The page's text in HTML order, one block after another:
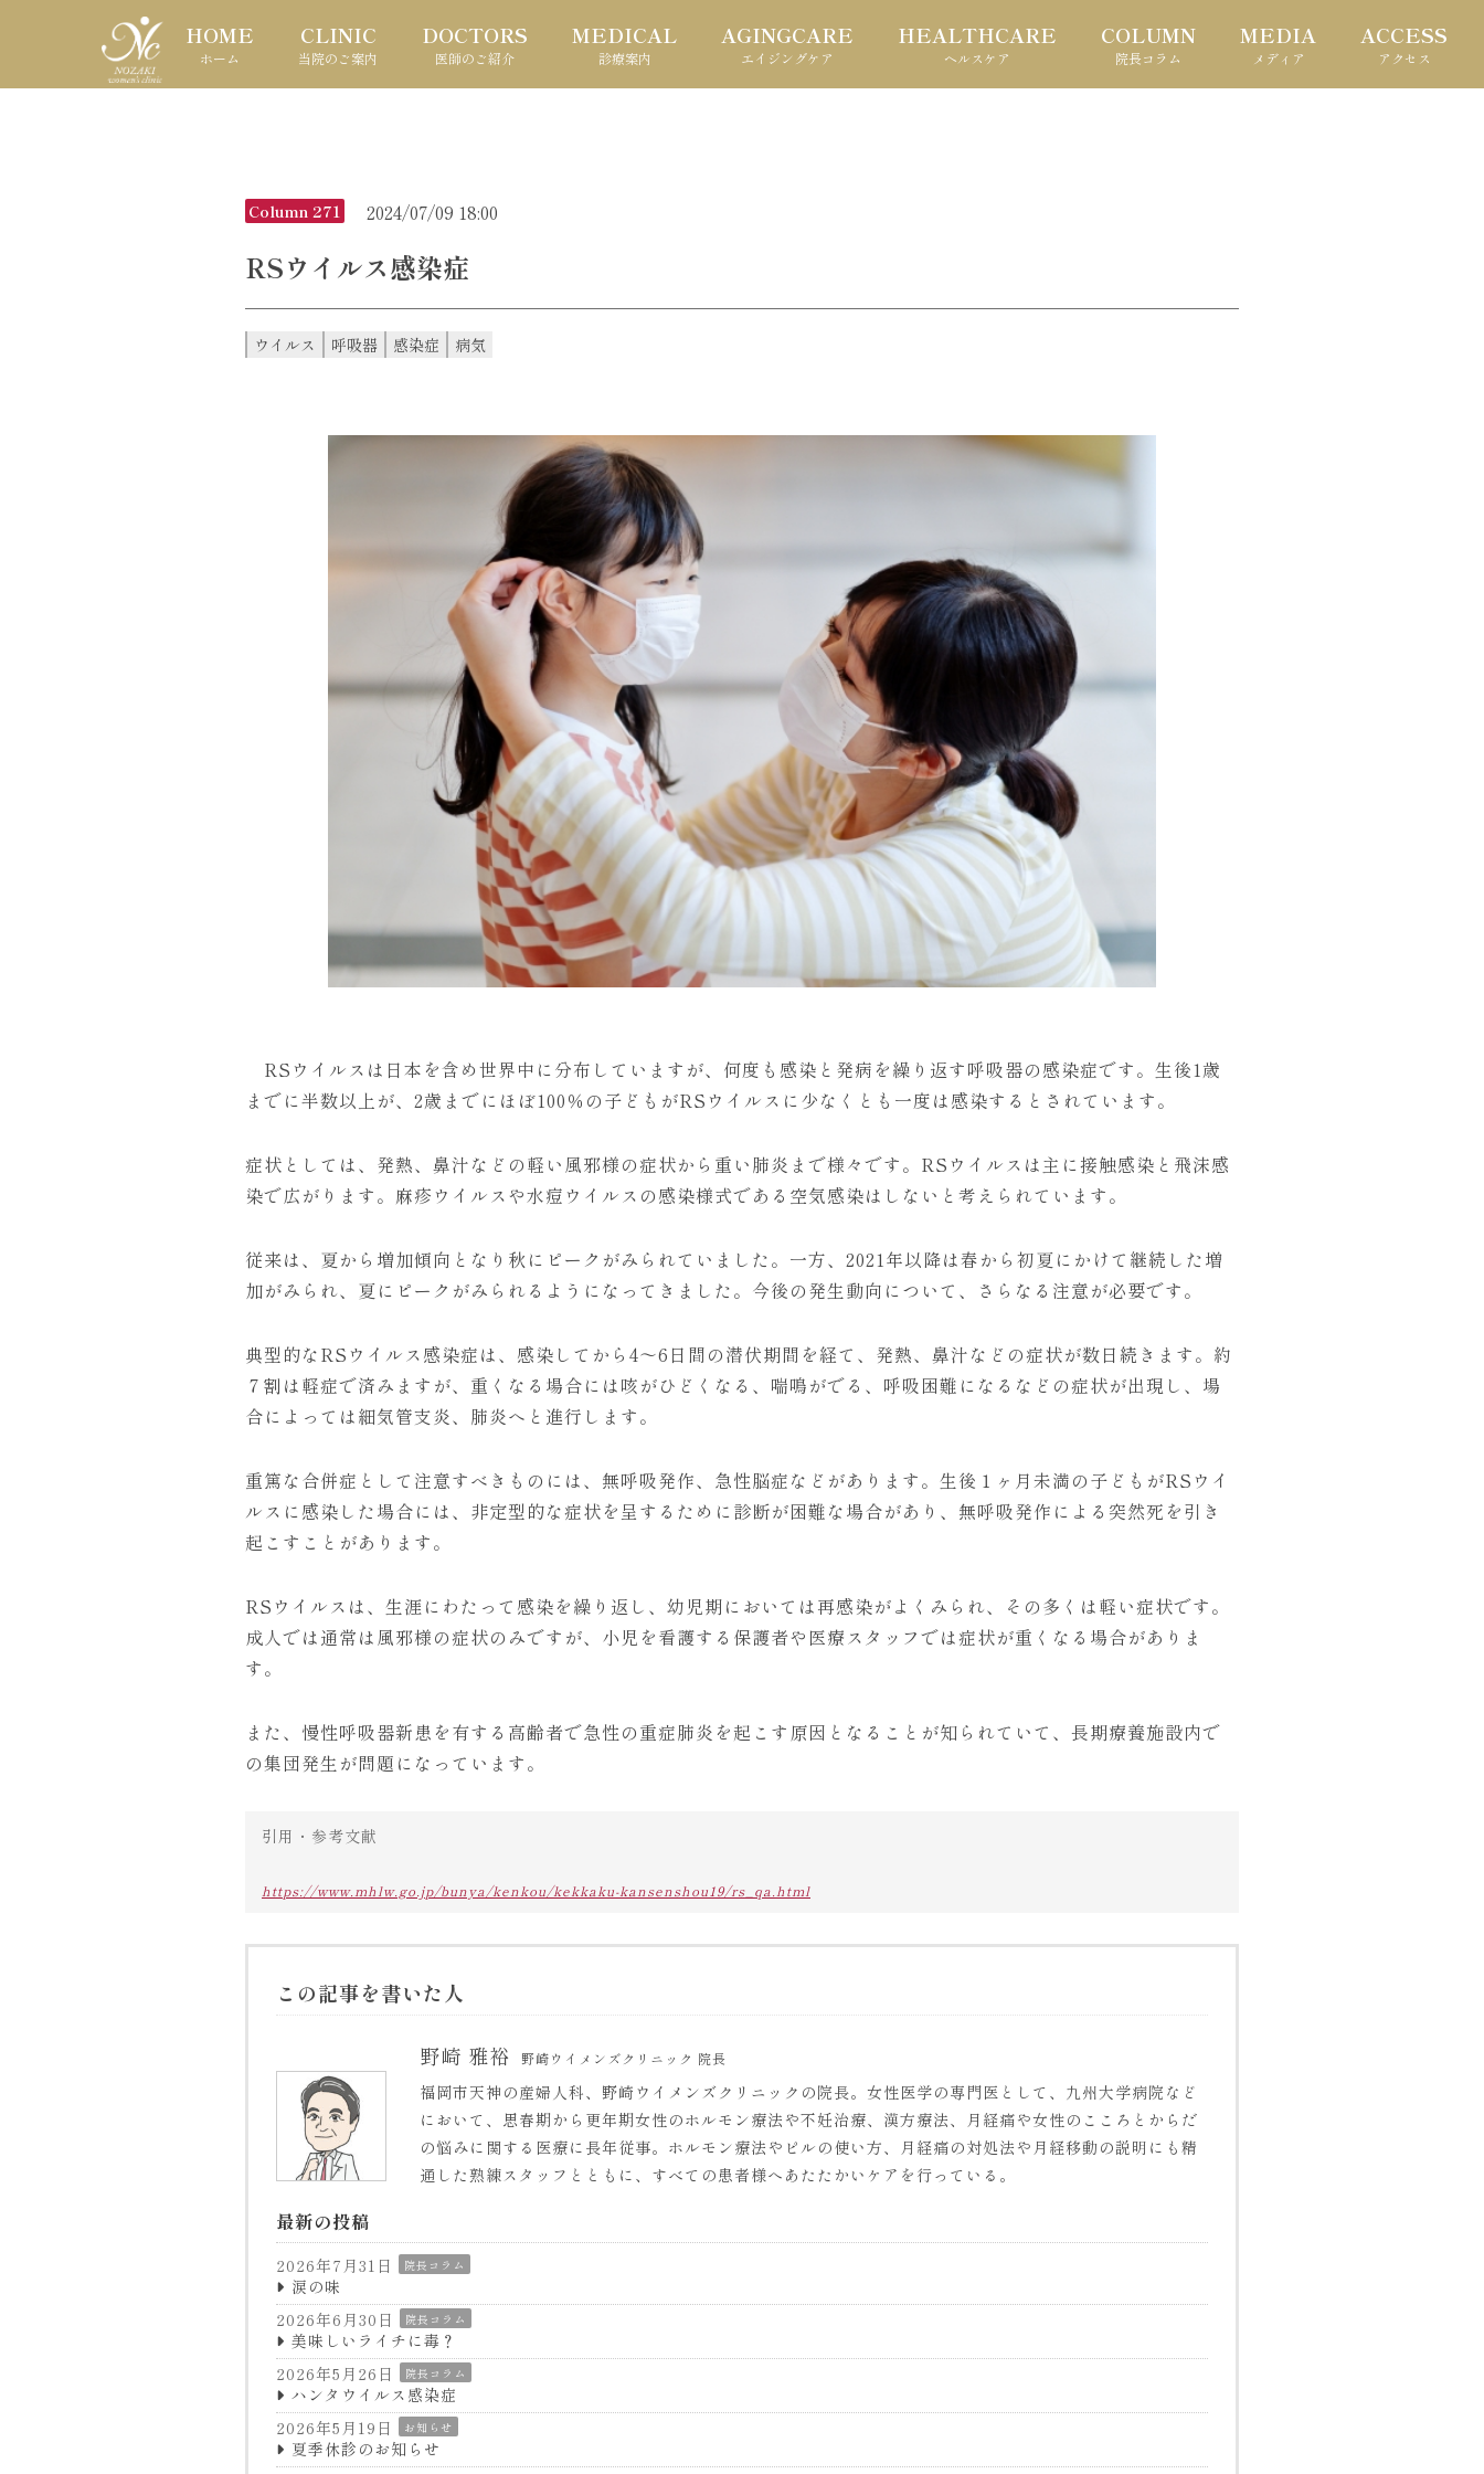
HOME
ホーム
CLINIC
当院のご案内
DOCTORS
医師のご紹介
MEDICAL
診療案内
AGINGCARE
エイジングケア
HEALTHCARE
ヘルスケア
COLUMN
院長コラム
MEDIA
メディア
ACCESS
アクセス
Column 271 2024/07/09 18:00
RSウイルス感染症
ウイルス 呼吸器 感染症 病気
RSウイルスは日本を含め世界中に分布していますが、何度も感染と発病を繰り返す呼吸器の感染症です。生後1歳
までに半数以上が、2歳までにほぼ100％の子どもがRSウイルスに少なくとも一度は感染するとされています。
症状としては、発熱、鼻汁などの軽い風邪様の症状から重い肺炎まで様々です。RSウイルスは主に接触感染と飛沫感
染で広がります。麻疹ウイルスや水痘ウイルスの感染様式である空気感染はしないと考えられています。
従来は、夏から増加傾向となり秋にピークがみられていました。一方、2021年以降は春から初夏にかけて継続した増
加がみられ、夏にピークがみられるようになってきました。今後の発生動向について、さらなる注意が必要です。
典型的なRSウイルス感染症は、感染してから4～6日間の潜伏期間を経て、発熱、鼻汁などの症状が数日続きます。約
７割は軽症で済みますが、重くなる場合には咳がひどくなる、喘鳴がでる、呼吸困難になるなどの症状が出現し、場
合によっては細気管支炎、肺炎へと進行します。
重篤な合併症として注意すべきものには、無呼吸発作、急性脳症などがあります。生後１ヶ月未満の子どもがRSウイ
ルスに感染した場合には、非定型的な症状を呈するために診断が困難な場合があり、無呼吸発作による突然死を引き
起こすことがあります。
RSウイルスは、生涯にわたって感染を繰り返し、幼児期においては再感染がよくみられ、その多くは軽い症状です。
成人では通常は風邪様の症状のみですが、小児を看護する保護者や医療スタッフでは症状が重くなる場合がありま
す。
また、慢性呼吸器新患を有する高齢者で急性の重症肺炎を起こす原因となることが知られていて、長期療養施設内で
の集団発生が問題になっています。
引用・参考文献
https://www.mhlw.go.jp/bunya/kenkou/kekkaku-kansenshou19/rs_qa.html
この記事を書いた人
野崎 雅裕 野崎ウイメンズクリニック 院長
福岡市天神の産婦人科、野崎ウイメンズクリニックの院長。女性医学の専門医として、九州大学病院など
において、思春期から更年期女性のホルモン療法や不妊治療、漢方療法、月経痛や女性のこころとからだ
の悩みに関する医療に長年従事。ホルモン療法やピルの使い方、月経痛の対処法や月経移動の説明にも精
通した熟練スタッフとともに、すべての患者様へあたたかいケアを行っている。
最新の投稿
2026年7月31日 院長コラム
涙の味
2026年6月30日
院長コラム
美味しいライチに毒？
2026年5月26日
院長コラム
ハンタウイルス感染症
2026年5月19日
お知らせ
夏季休診のお知らせ